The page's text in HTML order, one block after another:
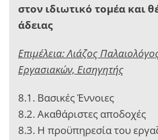
στον ιδιωτικό τομέα και
άδειας
Επιμέλεια: Λιάζος
Eργασιακών, Εισηγητής
8.1. Βασικές Έννοιες
8.2. Ακαθάριστες αποδοχές
8.3. Η προϋπηρεσία του